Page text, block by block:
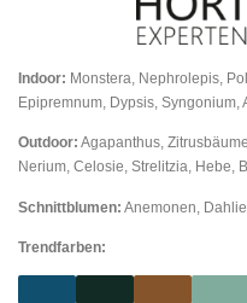
Indoor: Monstera, Nephrolepis,
Epipremnum, Dypsis, Syngonium,
Outdoor: Agapanthus,
Nerium, Celosie, Strelitzia, Hebe,
Schnittblumen: Anemonen,
Trendfarben: